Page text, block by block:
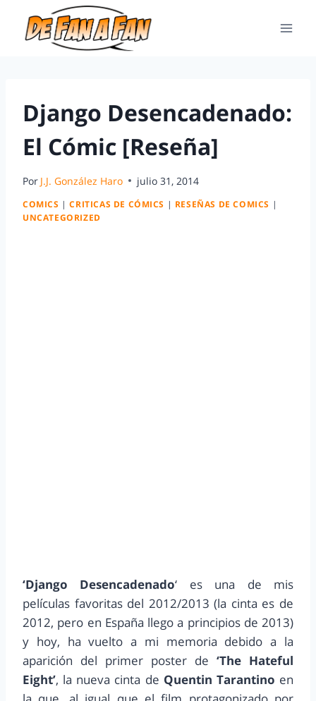
Django Desencadenado:
El Cómic [Reseña]
Por J.J. González Haro julio 31, 2014
COMICS |CRITICAS DE CÓMICS | RESEÑAS DE COMICS |
UNCATEGORIZED
‘Django Desencadenado‘ es una de mis
películas favoritas del 2012/2013 (la cinta es de
2012, pero en España llego a principios de 2013)
y hoy, ha vuelto a mi memoria debido a la
aparición del primer poster de ‘The Hateful
Eight’, la nueva cinta de Quentin Tarantino en